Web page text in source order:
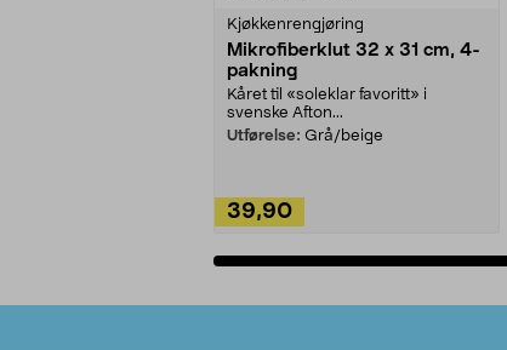
Kjøkkenrengjøring
Mikrofiberklut 32 x 31 cm, 4-
pakning
Kåret til «soleklar favoritt» i
svenske Afton...
Utførelse: Grå/beige
39,90